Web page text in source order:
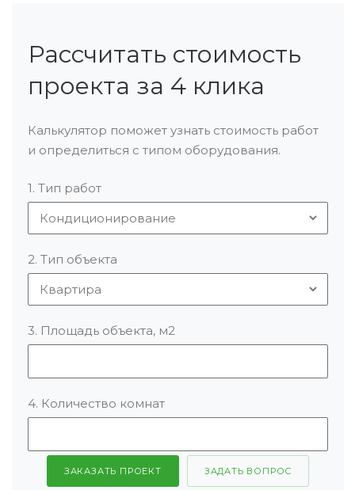
Рассчитать стоимость
проекта за 4 клика
Калькулятор поможет узнать стоимость работ
и определиться с типом оборудования.
1. Тип работ
2. Тип объекта
3. Площадь объекта, м2
4. Количество комнат
ЗАКАЗАТЬ ПРОЕКТ ЗАДАТЬ ВОПРОС